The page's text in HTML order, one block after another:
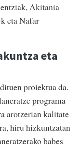
Akitania
eta Nafar
eta
proiektua da.
programa
arotzerian kalitate
hiru hizkuntzatan
babes